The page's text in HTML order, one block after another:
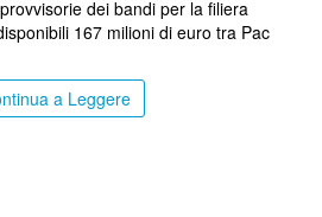
dei bandi per la filiera
167 milioni di euro tra Pac
a Leggere